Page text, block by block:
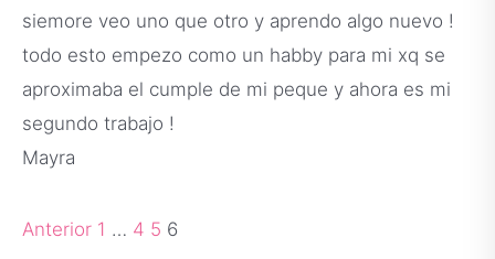
siemore veo uno que otro y aprendo algo nuevo !
todo esto empezo como un habby para mi xq se
aproximaba el cumple de mi peque y ahora es mi
segundo trabajo !
Mayra
Anterior 1 … 4 5 6